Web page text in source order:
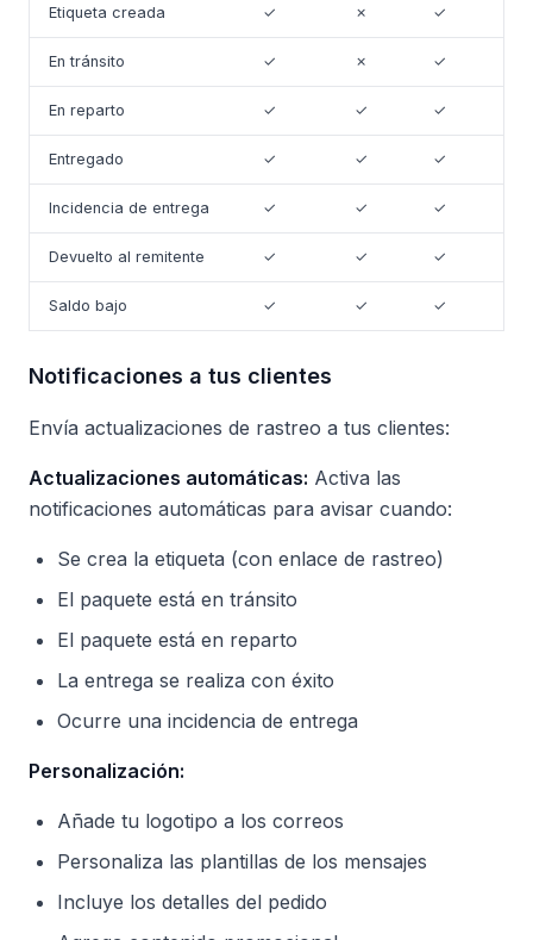
Etiqueta creada ✓ ✗ ✓
En tránsito ✓ ✗ ✓
En reparto ✓ ✓ ✓
Entregado ✓ ✓ ✓
Incidencia de entrega ✓ ✓ ✓
Devuelto al remitente ✓ ✓ ✓
Saldo bajo ✓ ✓ ✓
Notificaciones a tus clientes
Envía actualizaciones de rastreo a tus clientes:
Actualizaciones automáticas: Activa las
notificaciones automáticas para avisar cuando:
Se crea la etiqueta (con enlace de rastreo)
El paquete está en tránsito
El paquete está en reparto
La entrega se realiza con éxito
Ocurre una incidencia de entrega
Personalización:
Añade tu logotipo a los correos
Personaliza las plantillas de los mensajes
Incluye los detalles del pedido